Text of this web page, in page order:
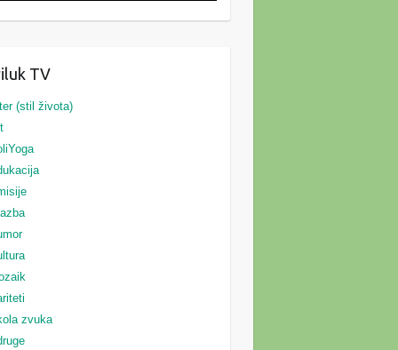
TV
(stil života)
zvuka